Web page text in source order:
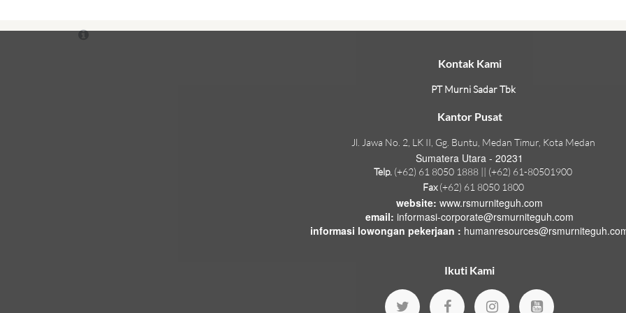
Kontak Kami
PT Murni Sadar Tbk
Kantor Pusat
Jl. Jawa No. 2, LK II, Gg. Buntu, Medan Timur, Kota Medan
Sumatera Utara - 20231
Telp. (+62) 61 8050 1888 || (+62) 61-80501900
Fax(+62) 61 8050 1800
website: www.rsmurniteguh.com
email: informasi-corporate@rsmurniteguh.com
informasi lowongan pekerjaan :
Ikuti Kami